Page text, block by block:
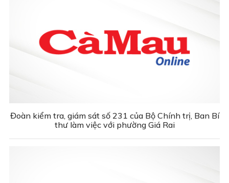
Đoàn kiểm tra, giám sát số 231 của Bộ Chính trị, Ban Bí
thư làm việc với phường Giá Rai